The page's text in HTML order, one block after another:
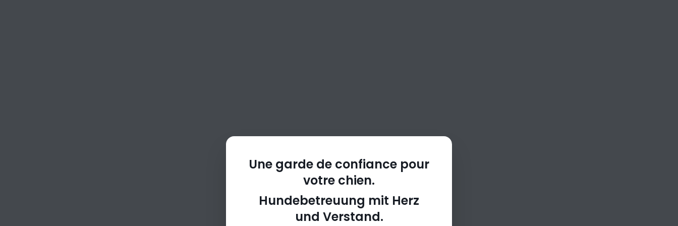
Une garde de confiance pour
votre chien.
Hundebetreuung mit Herz
und Verstand.